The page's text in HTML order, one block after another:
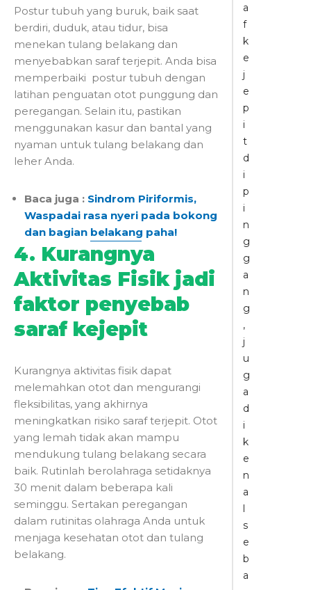
Postur tubuh yang buruk, baik saat
berdiri, duduk, atau tidur, bisa
menekan tulang belakang dan
menyebabkan saraf terjepit. Anda bisa
memperbaiki postur tubuh dengan
latihan penguatan otot punggung dan
peregangan. Selain itu, pastikan
menggunakan kasur dan bantal yang
nyaman untuk tulang belakang dan
leher Anda.
Baca juga : Sindrom Piriformis,
Waspadai rasa nyeri pada bokong
dan bagian belakang paha!
4. Kurangnya
Aktivitas Fisik jadi
faktor penyebab
saraf kejepit
Kurangnya aktivitas fisik dapat
melemahkan otot dan mengurangi
fleksibilitas, yang akhirnya
meningkatkan risiko saraf terjepit. Otot
yang lemah tidak akan mampu
mendukung tulang belakang secara
baik. Rutinlah berolahraga setidaknya
30 menit dalam beberapa kali
seminggu. Sertakan peregangan
dalam rutinitas olahraga Anda untuk
menjaga kesehatan otot dan tulang
belakang.
a
f
k
e
j
e
p
i
t
d
i
p
i
n
g
g
a
n
g
,
j
u
g
a
d
i
k
e
n
a
l
s
e
b
a